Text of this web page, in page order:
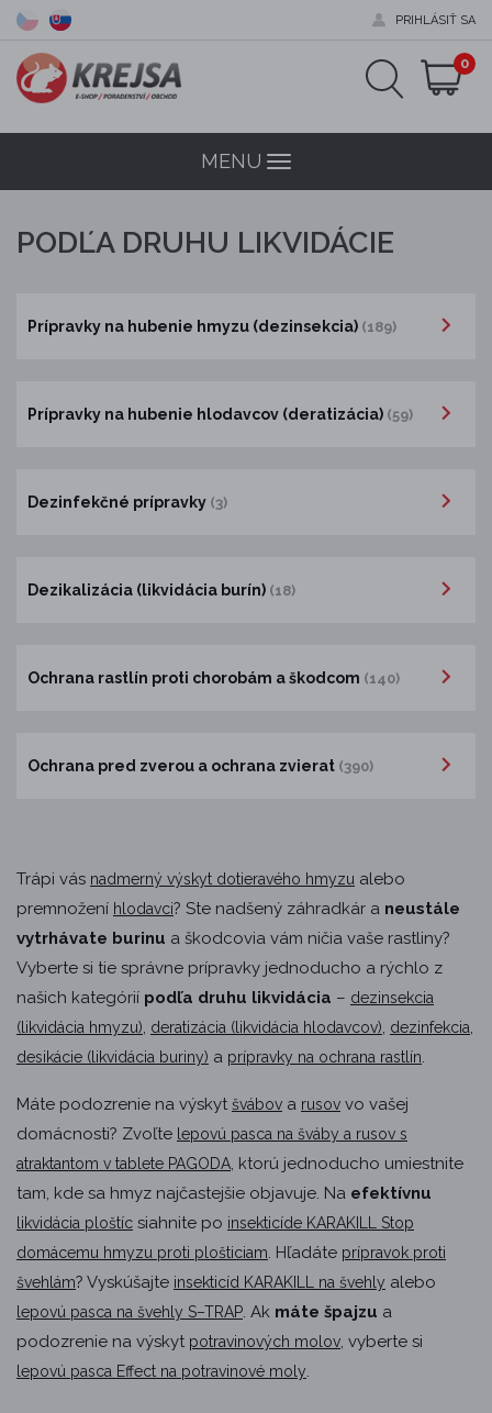
PRIHLÁSIŤ SA
0
MENU Menu
PODĽA DRUHU LIKVIDÁCIE
Prípravky na hubenie hmyzu (dezinsekcia) (189)
Prípravky na hubenie hlodavcov (deratizácia) (59)
Dezinfekčné prípravky (3)
Dezikalizácia (likvidácia burín) (18)
Ochrana rastlín proti chorobám a škodcom (140)
Ochrana pred zverou a ochrana zvierat (390)
Trápi vás nadmerný výskyt dotieravého hmyzu alebo
premnožení hlodavci? Ste nadšený záhradkár a neustále
vytrhávate burinu a škodcovia vám ničia vaše rastliny?
Vyberte si tie správne prípravky jednoducho a rýchlo z
našich kategórií podľa druhu likvidácia –⁠ dezinsekcia
(likvidácia hmyzu), deratizácia (likvidácia hlodavcov), dezinfekcia,
desikácie (likvidácia buriny) a prípravky na ochrana rastlín.
Máte podozrenie na výskyt švábov a rusov vo vašej
domácnosti? Zvoľte lepovú pasca na šváby a rusov s
atraktantom v tablete PAGODA, ktorú jednoducho umiestnite
tam, kde sa hmyz najčastejšie objavuje. Na efektívnu
likvidácia ploštíc siahnite po insekticíde KARAKILL Stop
domácemu hmyzu proti plošticiam. Hľadáte prípravok proti
švehlám? Vyskúšajte insekticíd KARAKILL na švehly alebo
lepovú pasca na švehly S–TRAP. Ak máte špajzu a
podozrenie na výskyt potravinových molov, vyberte si
lepovú pasca Effect na potravinové moly.